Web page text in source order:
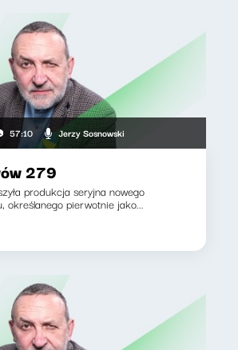
57:10 Jerzy Sosnowski
279
produkcja seryjna nowego
określanego pierwotnie jako...